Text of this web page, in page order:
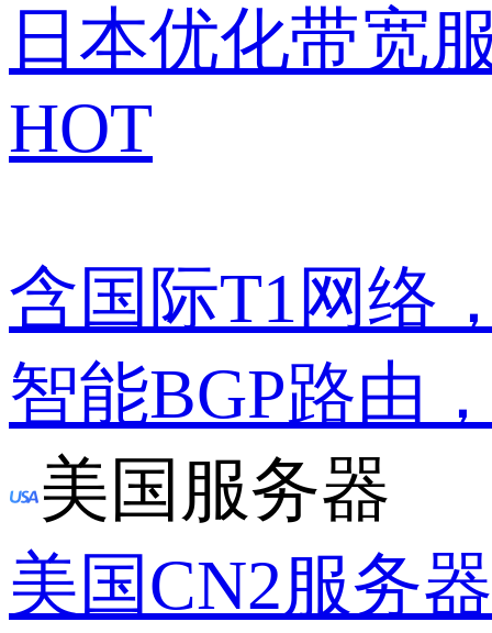
日本优化带宽
HOT
含国际T1网络
智能BGP路由
美国服务器
美国CN2服务器